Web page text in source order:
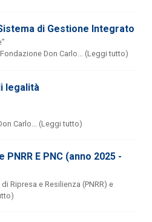
di Gestione Integrato
Don Carlo... (Leggi tutto)
legalità
Carlo... (Leggi tutto)
PNRR E PNC (anno 2025 -
Ripresa e Resilienza (PNRR) e